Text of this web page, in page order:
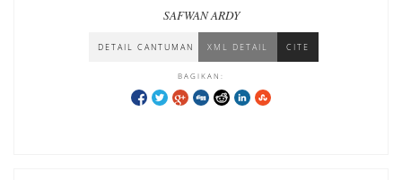
SAFWAN ARDY
DETAIL CANTUMAN XML DETAIL CITE
BAGIKAN: